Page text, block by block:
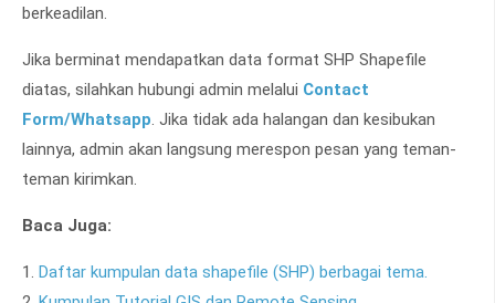
berkeadilan.
Jika berminat mendapatkan data format SHP Shapefile
diatas, silahkan hubungi admin melalui Contact
Form/Whatsapp. Jika tidak ada halangan dan kesibukan
lainnya, admin akan langsung merespon pesan yang teman-
teman kirimkan.
Baca Juga:
1. Daftar kumpulan data shapefile (SHP) berbagai tema.